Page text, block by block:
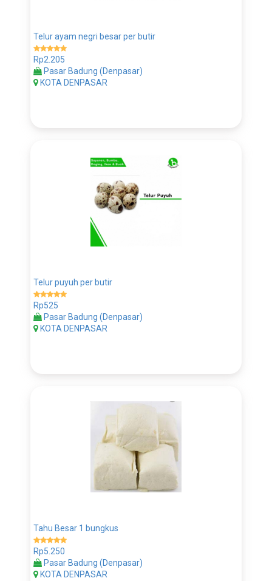
Telur ayam negri besar per butir
Rp2.205
Pasar Badung (Denpasar)
KOTA DENPASAR
Telur puyuh per butir
Rp525
Pasar Badung (Denpasar)
KOTA DENPASAR
Tahu Besar 1 bungkus
Rp5.250
Pasar Badung (Denpasar)
KOTA DENPASAR